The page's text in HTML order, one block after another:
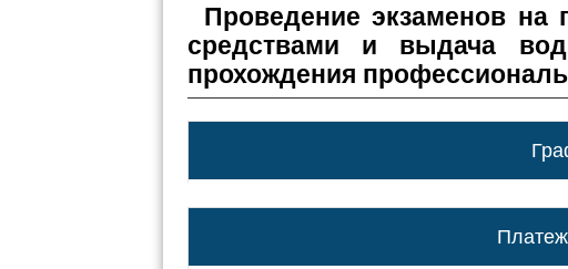
Проведение экзаменов на
средствами и выдача
прохождения